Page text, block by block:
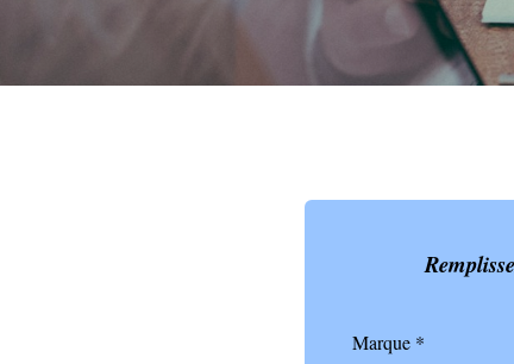
Marque *